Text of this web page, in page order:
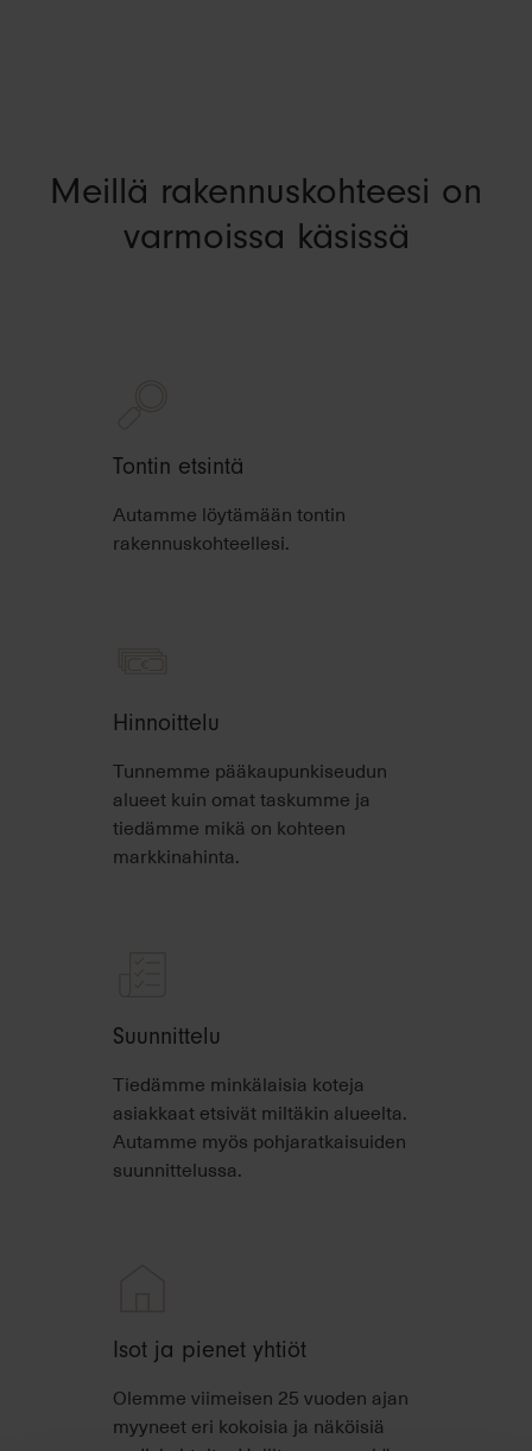
Meillä rakennuskohteesi on
varmoissa käsissä
Tontin etsintä
Autamme löytämään tontin
rakennuskohteellesi.
Hinnoittelu
Tunnemme pääkaupunkiseudun
alueet kuin omat taskumme ja
tiedämme mikä on kohteen
markkinahinta.
Suunnittelu
Tiedämme minkälaisia koteja
asiakkaat etsivät miltäkin alueelta.
Autamme myös pohjaratkaisuiden
suunnittelussa.
Isot ja pienet yhtiöt
Olemme viimeisen 25 vuoden ajan
myyneet eri kokoisia ja näköisiä